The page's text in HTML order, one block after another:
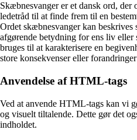
Skæbnesvanger er et dansk ord, der
ledetråd til at finde frem til en
Ordet skæbnesvanger kan beskrives
afgørende betydning for ens liv
bruges til at karakterisere en
store konsekvenser eller
Anvendelse af HTML-tags
Ved at anvende HTML-tags kan vi
og visuelt tiltalende. Dette gør det
indholdet.